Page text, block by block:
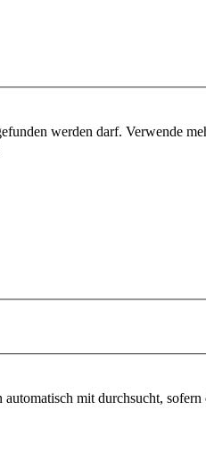
werden darf. Verwende
mit durchsucht,